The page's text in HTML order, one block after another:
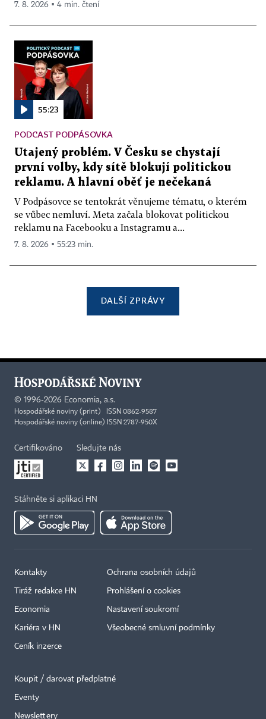
7. 8. 2026 ▪ 4 min. čtení
55:23
PODCAST PODPÁSOVKA
Utajený problém. V Česku se chystají
první volby, kdy sítě blokují politickou
reklamu. A hlavní oběť je nečekaná
V Podpásovce se tentokrát věnujeme tématu, o kterém
se vůbec nemluví. Meta začala blokovat politickou
reklamu na Facebooku a Instagramu a...
7. 8. 2026 ▪ 55:23 min.
DALŠÍ ZPRÁVY
© 1996-2026 Economia, a.s.
Hospodářské noviny (print) ISSN 0862-9587
Hospodářské noviny (online) ISSN 2787-950X
Certifikováno Sledujte nás
Stáhněte si aplikaci HN
Kontakty
Tiráž redakce HN
Economia
Kariéra v HN
Ceník inzerce
Ochrana osobních údajů
Prohlášení o cookies
Nastavení soukromí
Všeobecné smluvní podmínky
Koupit / darovat předplatné
Eventy
Newslettery